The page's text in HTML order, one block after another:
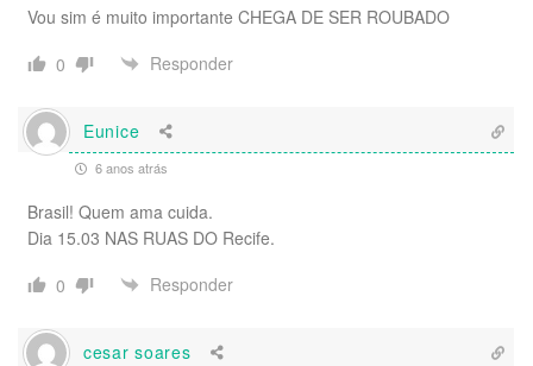
Vou sim é muito importante CHEGA DE SER ROUBADO
0
Responder
Eunice
6 anos atrás
Brasil! Quem ama cuida.
Dia 15.03 NAS RUAS DO Recife.
0
Responder
cesar soares